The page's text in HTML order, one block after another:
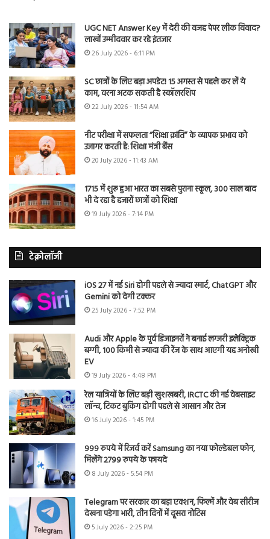
UGC NET Answer Key में देरी की वजह पेपर लीक विवाद?
लाखों उम्मीदवार कर रहे इंतजार
26 July 2026 - 6:11 PM
SC छात्रों के लिए बड़ा अपडेट! 15 अगस्त से पहले कर लें ये
काम, वरना अटक सकती है स्कॉलरशिप
22 July 2026 - 11:54 AM
नीट परीक्षा में सफलता “शिक्षा क्रांति” के व्यापक प्रभाव को
उजागर करती है: शिक्षा मंत्री बैंस
20 July 2026 - 11:43 AM
1715 में शुरू हुआ भारत का सबसे पुराना स्कूल, 300 साल बाद
भी दे रहा है हजारों छात्रों को शिक्षा
19 July 2026 - 7:14 PM
टेक्नोलॉजी
iOS 27 में नई Siri होगी पहले से ज्यादा स्मार्ट, ChatGPT और
Gemini को देगी टक्कर
25 July 2026 - 7:52 PM
Audi और Apple के पूर्व डिजाइनरों ने बनाई लग्जरी इलेक्ट्रिक
बग्गी, 100 किमी से ज्यादा की रेंज के साथ आएगी यह अनोखी
EV
19 July 2026 - 4:48 PM
रेल यात्रियों के लिए बड़ी खुशखबरी, IRCTC की नई वेबसाइट
लॉन्च, टिकट बुकिंग होगी पहले से आसान और तेज
16 July 2026 - 1:45 PM
999 रुपये में रिजर्व करें Samsung का नया फोल्डेबल फोन,
मिलेंगे 2799 रुपये के फायदे
8 July 2026 - 5:54 PM
Telegram पर सरकार का बड़ा एक्शन, फिल्में और वेब सीरीज
देखना पड़ेगा भारी, तीन दिनों में दूसरा नोटिस
5 July 2026 - 2:25 PM